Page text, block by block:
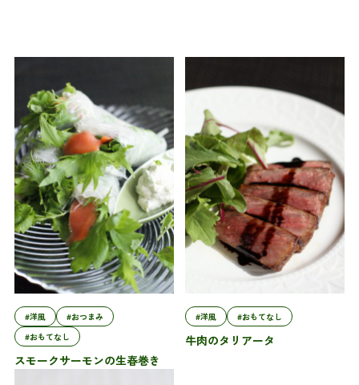
#洋風
#おつまみ
#おもてなし
スモークサーモンの生春巻き
#洋風 #おもてなし
牛肉のタリアータ